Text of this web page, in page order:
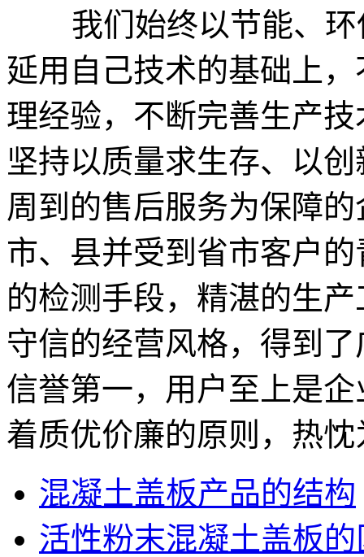
我们始终以节能、环
延用自己技术的基础上
理经验，不断完善生产
坚持以质量求生存、以
周到的售后服务为保障
市、县并受到省市客户
的检测手段，精湛的生
守信的经营风格，得到
信誉第一，用户至上是
着质优价廉的原则，热
混凝土盖板产品的结构
活性粉末混凝土盖板的